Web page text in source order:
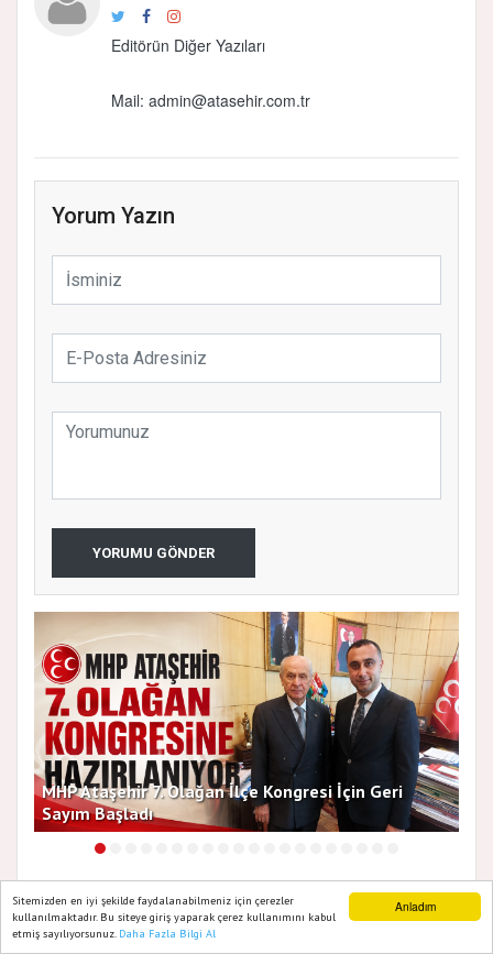
Anladım
Sitemizden en iyi şekilde faydalanabilmeniz için çerezler
kullanılmaktadır. Bu siteye giriş yaparak çerez kullanımını kabul
etmiş sayılıyorsunuz. Daha Fazla Bilgi Al
Editörün Diğer Yazıları
Mail: admin@atasehir.com.tr
Yorum Yazın
YORUMU GÖNDER
7. Olağan İlçe Kongresi İçin Geri
Başkan
Bir Araya Geldi
Benzer Haberler
Ana Sayfa Web TV